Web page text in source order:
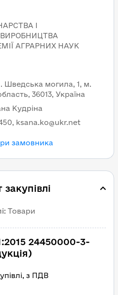
І
АГРАРНИХ НАУК
Шведська могила, 1, м.
36013, Україна
Кудріна
ksana.ko@ukr.net
замовника
: Товари
24450000-3-
з ПДВ